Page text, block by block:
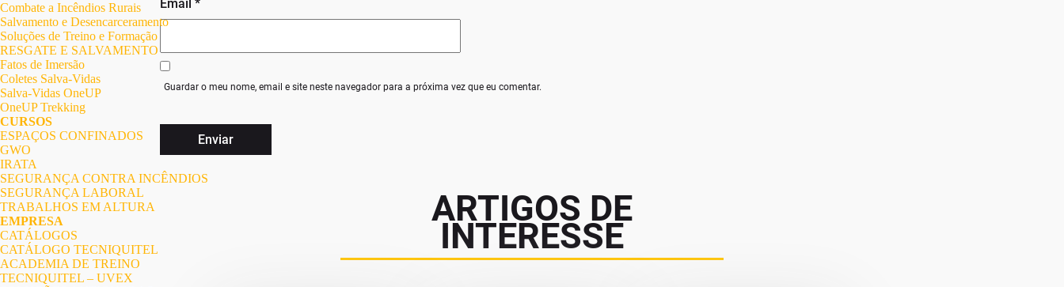
Combate a Incêndios Rurais
Salvamento e Desencarceramento
Soluções de Treino e Formação
RESGATE E SALVAMENTO
Fatos de Imersão
Coletes Salva-Vidas
Salva-Vidas OneUP
OneUP Trekking
CURSOS
ESPAÇOS CONFINADOS
GWO
IRATA
SEGURANÇA CONTRA INCÊNDIOS
SEGURANÇA LABORAL
TRABALHOS EM ALTURA
EMPRESA
CATÁLOGOS
CATÁLOGO TECNIQUITEL
ACADEMIA DE TREINO
TECNIQUITEL – UVEX
Email *
Guardar o meu nome, email e site neste navegador para a próxima vez que eu comentar.
ARTIGOS DE
INTERESSE